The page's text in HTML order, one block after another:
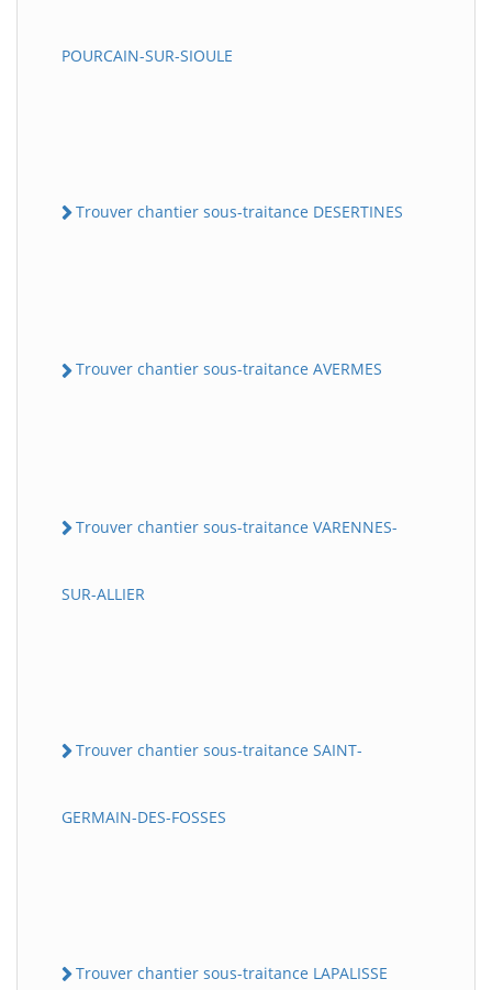
POURCAIN-SUR-SIOULE
Trouver chantier sous-traitance DESERTINES
Trouver chantier sous-traitance AVERMES
Trouver chantier sous-traitance VARENNES-
SUR-ALLIER
Trouver chantier sous-traitance SAINT-
GERMAIN-DES-FOSSES
Trouver chantier sous-traitance LAPALISSE